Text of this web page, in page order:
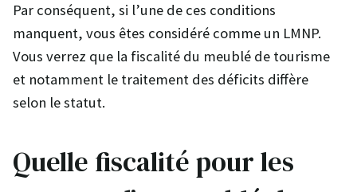
Par conséquent, si l’une de ces conditions
manquent, vous êtes considéré comme un LMNP.
Vous verrez que la fiscalité du meublé de tourisme
et notamment le traitement des déficits diffère
selon le statut.
Quelle fiscalité pour les